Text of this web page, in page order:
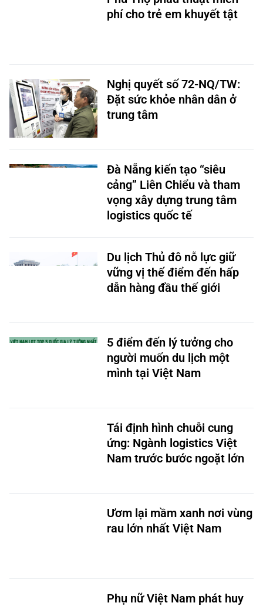
phí cho trẻ em khuyết tật
Nghị quyết số 72-NQ/TW:
Đặt sức khỏe nhân dân ở
trung tâm
Đà Nẵng kiến tạo “siêu
cảng” Liên Chiểu và tham
vọng xây dựng trung tâm
logistics quốc tế
Du lịch Thủ đô nỗ lực giữ
vững vị thế điểm đến hấp
dẫn hàng đầu thế giới
5 điểm đến lý tưởng cho
người muốn du lịch một
mình tại Việt Nam
Tái định hình chuỗi cung
ứng: Ngành logistics Việt
Nam trước bước ngoặt lớn
Ươm lại mầm xanh nơi vùng
rau lớn nhất Việt Nam
Phụ nữ Việt Nam phát huy